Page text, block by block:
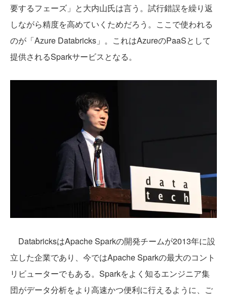
要するフェーズ」と大内山氏は言う。試行錯誤を繰り返
しながら精度を高めていくためだろう。ここで使われる
のが「Azure Databricks」。これはAzureのPaaSとして
提供されるSparkサービスとなる。
DatabricksはApache Sparkの開発チームが2013年に設
立した企業であり、今ではApache Sparkの最大のコント
リビューターでもある。Sparkをよく知るエンジニア集
団がデータ分析をより高速かつ便利に行えるように、ご